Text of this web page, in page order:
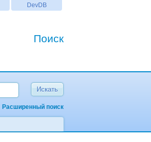
DevDB
Поиск
Расширенный поиск